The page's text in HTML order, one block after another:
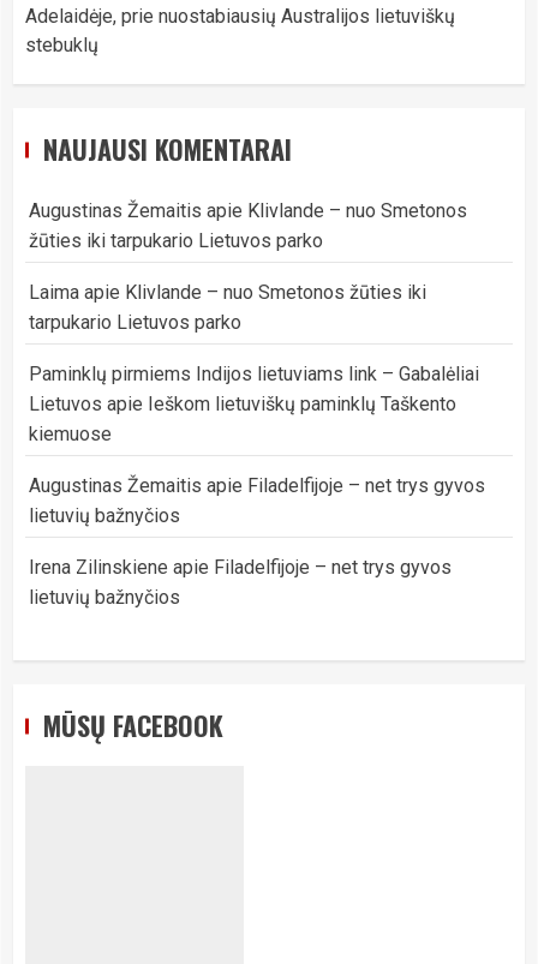
Adelaidėje, prie nuostabiausių Australijos lietuviškų
stebuklų
NAUJAUSI KOMENTARAI
Augustinas Žemaitis apie Klivlande – nuo Smetonos
žūties iki tarpukario Lietuvos parko
Laima apie Klivlande – nuo Smetonos žūties iki
tarpukario Lietuvos parko
Paminklų pirmiems Indijos lietuviams link – Gabalėliai
Lietuvos apie Ieškom lietuviškų paminklų Taškento
kiemuose
Augustinas Žemaitis apie Filadelfijoje – net trys gyvos
lietuvių bažnyčios
Irena Zilinskiene apie Filadelfijoje – net trys gyvos
lietuvių bažnyčios
MŪSŲ FACEBOOK